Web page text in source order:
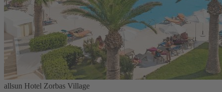
allsun Hotel Zorbas Village